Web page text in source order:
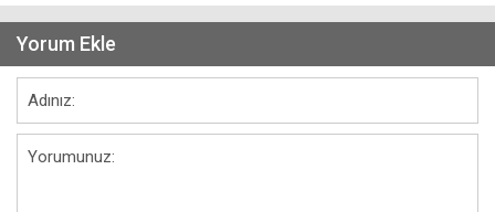
Yorum Ekle